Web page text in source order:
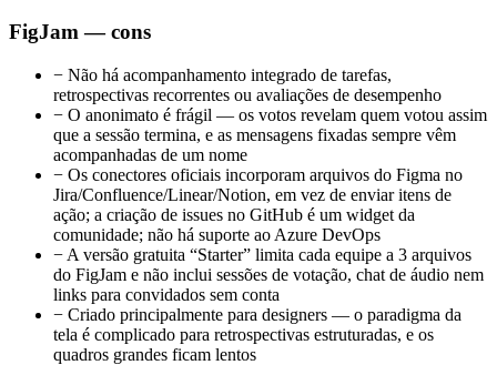
FigJam — cons
− Não há acompanhamento integrado de tarefas,
retrospectivas recorrentes ou avaliações de desempenho
− O anonimato é frágil — os votos revelam quem votou assim
que a sessão termina, e as mensagens fixadas sempre vêm
acompanhadas de um nome
− Os conectores oficiais incorporam arquivos do Figma no
Jira/Confluence/Linear/Notion, em vez de enviar itens de
ação; a criação de issues no GitHub é um widget da
comunidade; não há suporte ao Azure DevOps
− A versão gratuita “Starter” limita cada equipe a 3 arquivos
do FigJam e não inclui sessões de votação, chat de áudio nem
links para convidados sem conta
− Criado principalmente para designers — o paradigma da
tela é complicado para retrospectivas estruturadas, e os
quadros grandes ficam lentos